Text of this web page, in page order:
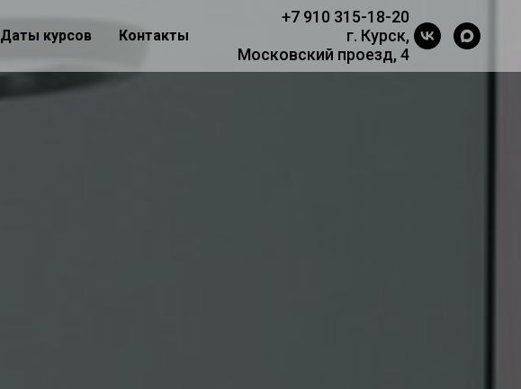
Даты курсов Контакты
+7 910 315-18-20
г. Курск,
Московский проезд, 4